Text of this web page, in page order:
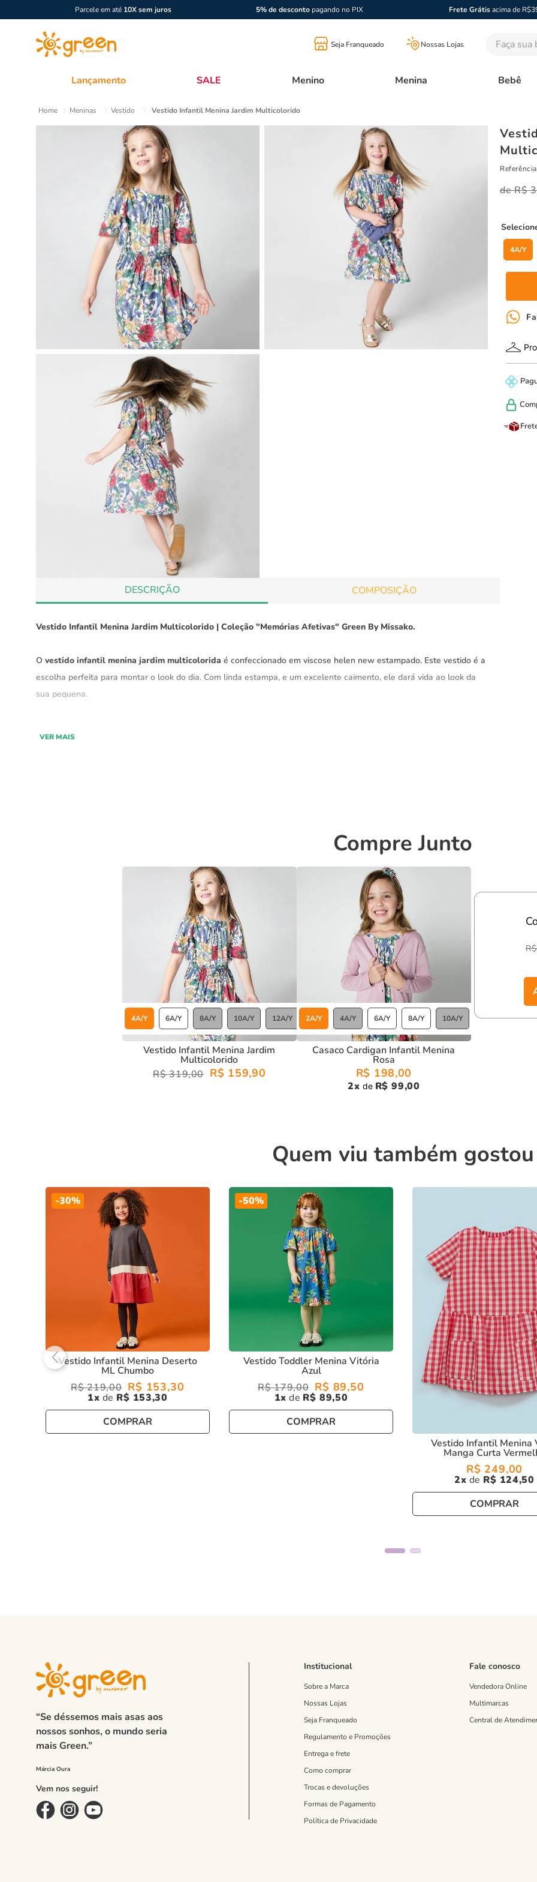
Parcele em até 10X sem juros 5% de descontopagando no PIX Frete Grátisacima de
Seja Franqueado Nossas Lojas Faça sua
Lançamento SALE Menino Menina Bebê
Meninas Vestido Vestido Infantil Menina Jardim Multicolorido
DESCRIÇÃO COMPOSIÇÃO
Vestido Infantil Menina Jardim Multicolorido | Coleção "Memórias Afetivas" Green By Missako.
O vestido infantil menina jardim multicolorida é confeccionado em viscose helen new estampado. Este vestido é a
escolha perfeita para montar o look do dia. Com linda estampa, e um excelente caimento, ele dará vida ao look da
sua pequena.
VER MAIS
Referência
R$
4A/Y
Compre Junto
4A/Y 6A/Y 8A/Y 10A/Y 12A/Y
Vestido Infantil Menina Jardim
Multicolorido
R$ 319,00 R$ 159,90
2A/Y 4A/Y 6A/Y 8A/Y 10A/Y 12A/Y
Casaco Cardigan Infantil Menina
Rosa
R$ 198,00
2x de R$ 99,00
Quem viu também gostou
-30%
Vestido Infantil Menina Deserto
ML Chumbo
R$ 219,00 R$ 153,30
1 R$ 153,30
COMPRAR
-50%
Vestido Toddler Menina Vitória
Azul
R$ 179,00 R$ 89,50
1 R$ 89,50
COMPRAR
Vestido Infantil Menina
Manga Curta
R$ 249,00
2 R$ 124,50
COMPRAR
“Se déssemos mais asas aos
nossos sonhos, o mundo seria
mais Green.”
Vem nos seguir!
Institucional
Sobre a Marca
Nossas Lojas
Seja Franqueado
Regulamento e Promoções
Entrega e frete
Como comprar
Trocas e devoluções
Formas de Pagamento
Política de Privacidade
Fale conosco
Vendedora Online
Multimarcas
Central de